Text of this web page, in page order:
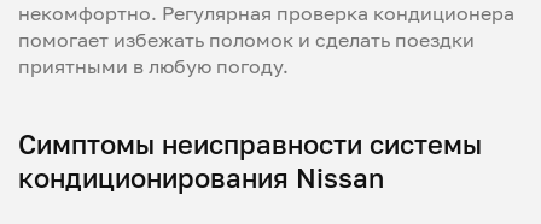
некомфортно. Регулярная проверка кондиционера
помогает избежать поломок и сделать поездки
приятными в любую погоду.
Симптомы неисправности системы
кондиционирования Nissan